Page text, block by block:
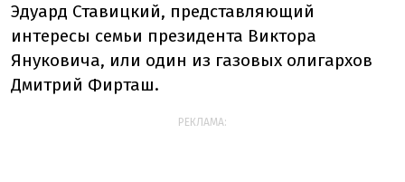
Эдуард Ставицкий, представляющий
интересы семьи президента Виктора
Януковича, или один из газовых олигархов
Дмитрий Фирташ.
РЕКЛАМА: